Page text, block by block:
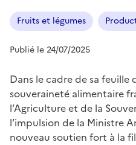
Fruits et légumes
Publié le 24/07/2025
Dans le cadre de sa
souveraineté alimentaire
l’Agriculture et de la
l’impulsion de la Ministre
nouveau soutien fort à la